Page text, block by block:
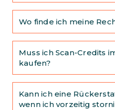
Wo finde ich meine
Muss ich Scan-Credits
kaufen?
Kann ich eine
wenn ich vorzeitig